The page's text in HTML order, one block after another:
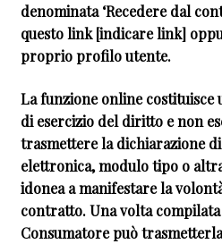
denominata ‘Recedere dal
questo link [indicare link]
proprio profilo utente.
La funzione online costituisce
di esercizio del diritto e non
trasmettere la dichiarazione
elettronica, modulo tipo o
idonea a manifestare la
contratto. Una volta
Consumatore può